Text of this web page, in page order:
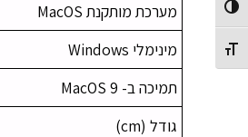
Toggle High Contrast
Toggle Font size
מערכת מותקנת MacOS
מינימלי Windows
תמיכה ב- MacOS 9
גודל (cm)